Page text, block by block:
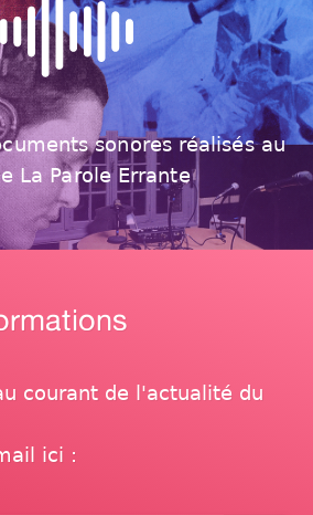
sonores réalisés au
La Parole Errante
courant de l'actualité du
ici :